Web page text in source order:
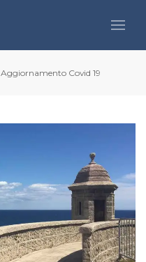
Aggiornamento Covid 19